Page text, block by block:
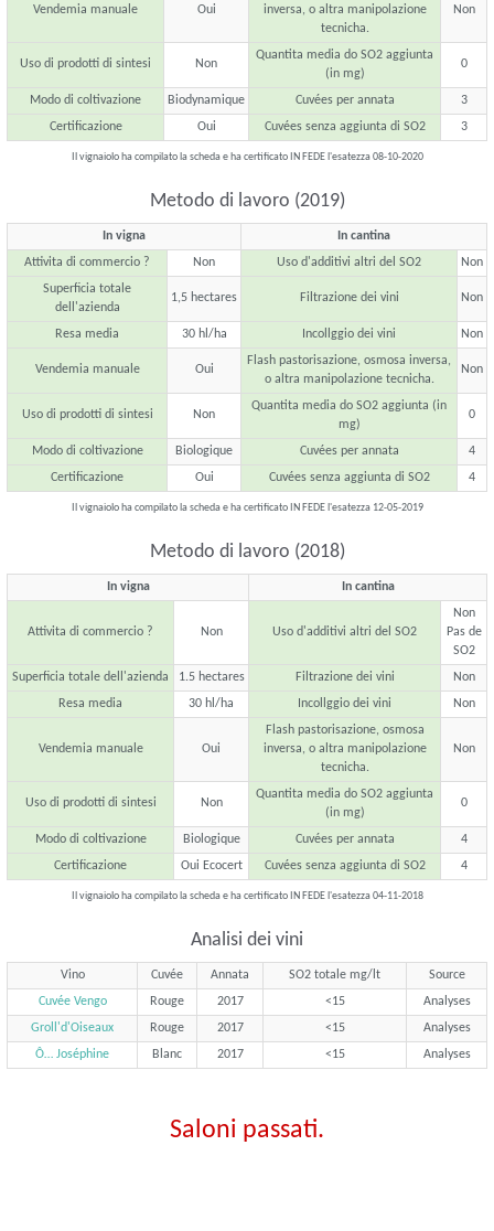
Vendemia manuale Oui
inversa, o altra manipolazione
tecnicha.
Non
Uso di prodotti di sintesi Non
Quantita media do SO2 aggiunta
(in mg)
0
Modo di coltivazione Biodynamique Cuvées per annata
3
Certificazione
Oui Cuvées senza aggiunta di SO2 3
Il vignaiolo ha compilato la scheda e ha certificato IN FEDE l'esatezza 08-10-2020
Metodo di lavoro (2019)
In vigna
In cantina
Attivita di commercio ?
Non Uso d'additivi altri del SO2
Non
Superficia totale
dell'azienda
1,5 hectares Filtrazione dei vini Non
Resa media 30 hl/ha Incollggio dei vini Non
Vendemia manuale Oui
Flash pastorisazione, osmosa inversa,
o altra manipolazione tecnicha.
Non
Uso di prodotti di sintesi Non
Quantita media do SO2 aggiunta (in
mg)
0
Modo di coltivazione Biologique Cuvées per annata
4
Certificazione
Oui Cuvées senza aggiunta di SO2 4
Il vignaiolo ha compilato la scheda e ha certificato IN FEDE l'esatezza 12-05-2019
Metodo di lavoro (2018)
In vigna In cantina
Attivita di commercio ? Non Uso d'additivi altri del SO2
Non
Pas de
SO2
Superficia totale dell'azienda
1.5 hectares Filtrazione dei vini
Non
Resa media
30 hl/ha Incollggio dei vini Non
Vendemia manuale Oui
Flash pastorisazione, osmosa
inversa, o altra manipolazione
tecnicha.
Non
Uso di prodotti di sintesi Non
Quantita media do SO2 aggiunta
(in mg)
0
Modo di coltivazione Biologique Cuvées per annata
4
Certificazione
Oui Ecocert Cuvées senza aggiunta di SO2 4
Il vignaiolo ha compilato la scheda e ha certificato IN FEDE l'esatezza 04-11-2018
Analisi dei vini
Vino Cuvée Annata SO2 totale mg/lt
Source
Cuvée Vengo
Rouge 2017 <15
Analyses
Groll'd'Oiseaux
Rouge 2017 <15
Analyses
Ô… Joséphine
Blanc 2017 <15 Analyses
Saloni passati.